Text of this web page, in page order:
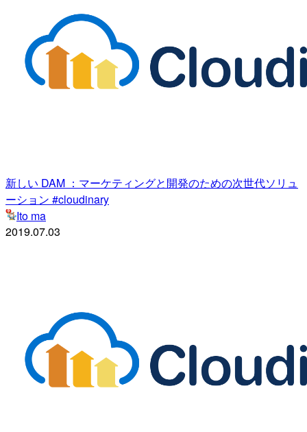
新しい DAM ：マーケティングと開発のための次世代ソリュ
ーション #cloudinary
Ito ma
2019.07.03